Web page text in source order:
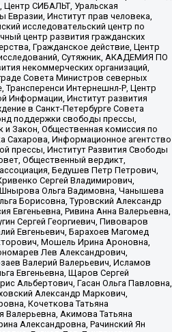
СИБАЛЬТ, Уральская
Евразии, Институт прав человека,
исследовательский центр по
центр развития гражданских
Гражданское действие, Центр
Сутяжник, АКАДЕМИЯ ПО
некоммерческих организаций,
Совета Министров северных
Трансперенси Интернешнл-Р, Центр
Информации, Институт развития
в Санкт-Петербурге Совета
поддержки свободы прессы,
и Закон, Общественная комиссия по
Сахарова, Информационное агентство
прессы, Институт Развития Свободы
Общественный вердикт,
Бедушев Петр Петрович,
Сергей Владимирович,
Ольга Вадимовна, Чанышева
Борисовна, Туровский Александр
Евгеньевна, Ривина Анна Валерьевна,
Сергей Георгиевич, Пивоваров
Евгеньевич, Барахоев Магомед
Мошель Ирина Ароновна,
Лев Александрович,
Валерий Валерьевич, Исламов
Евгеньевна, Щаров Сергей
Альбертович, Гасан Ольга Павловна,
Александр Маркович,
Кочеткова Татьяна
Валерьевна, Акимова Татьяна
Александровна, Рачинский Ян